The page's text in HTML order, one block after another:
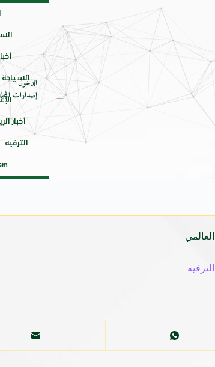
جائزتي
أوسكار
الدخول
إصدارات
السياحة
أخبار
الترفيه
مصر ودراسة اللغة العربية
الترفيه